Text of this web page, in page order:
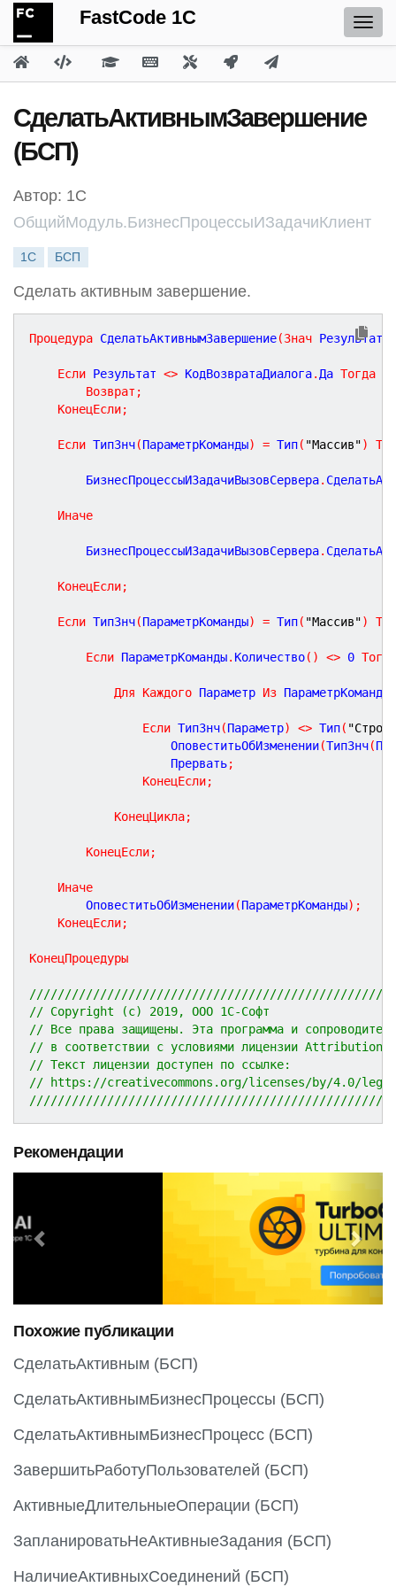
FastCode 1C
СделатьАктивнымЗавершение
(БСП)
Автор: 1С
ОбщийМодуль.БизнесПроцессыИЗадачиКлиент
1С БСП
Сделать активным завершение.
Процедура СделатьАктивнымЗавершение(Знач Результат
Если Результат <> КодВозвратаДиалога. Да Тогда
Возврат ;
КонецЕсли;
Если ТипЗнч(ПараметрКоманды) = Тип( "Массив")
		БизнесПроцессыИЗадачиВызовСервера
.
Иначе
		БизнесПроцессыИЗадачиВызовСервера
.
КонецЕсли;
Если ТипЗнч(ПараметрКоманды) = Тип( "Массив")
Если ПараметрКоманды. Количество( ) <> 0 Тогда
Для Каждого Параметр Из ПараметрКоманды
Если ТипЗнч(Параметр) <> Тип(
					ОповеститьОбИзменении
(ТипЗнч(
					Прервать
;
КонецЕсли;
КонецЦикла;
КонецЕсли;
Иначе
		ОповеститьОбИзменении
(ПараметрКоманды) ;
КонецЕсли;
КонецПроцедуры
// Copyright (c) 2019, ООО 1С-Софт
// Все права защищены. Эта программа и
// в соответствии с условиями лицензии
// Текст лицензии доступен по ссылке:
// https://creativecommons.org/licenses/by/4.0/
Рекомендации
e
o
u
s
e
x
t
Похожие публикации
СделатьАктивным (БСП)
СделатьАктивнымБизнесПроцессы (БСП)
СделатьАктивнымБизнесПроцесс (БСП)
ЗавершитьРаботуПользователей (БСП)
АктивныеДлительныеОперации (БСП)
ЗапланироватьНеАктивныеЗадания (БСП)
НаличиеАктивныхСоединений (БСП)